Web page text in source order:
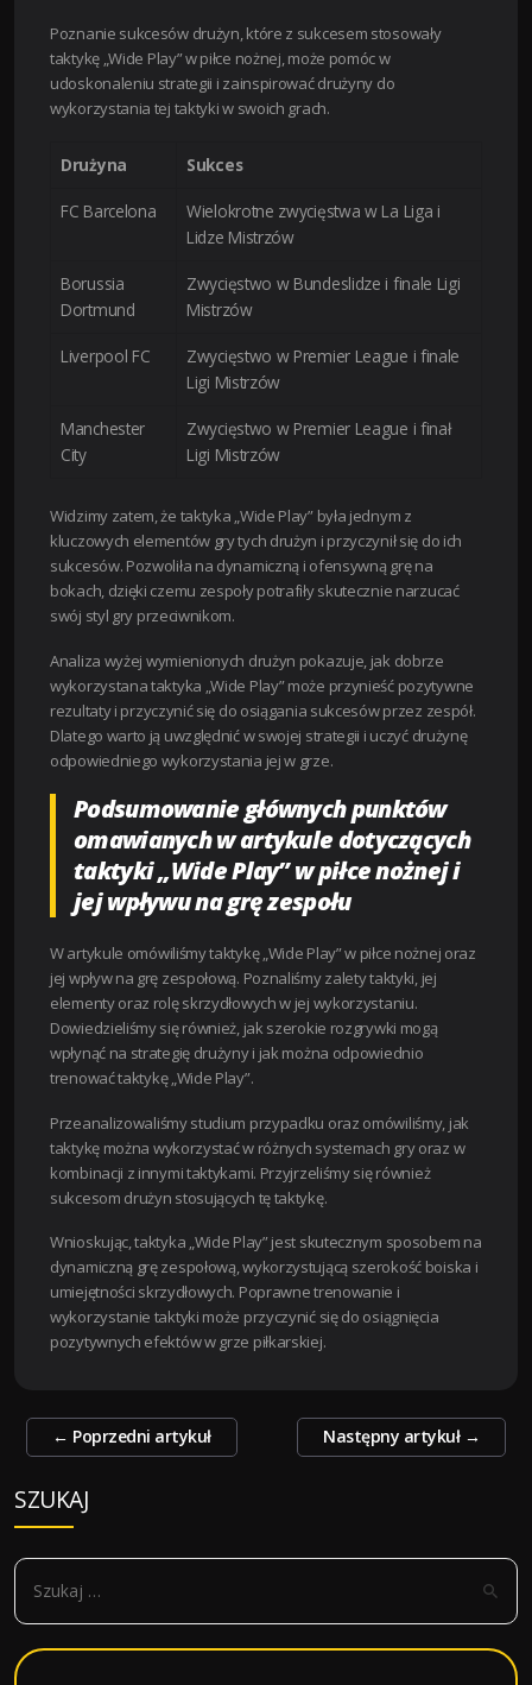
Poznanie sukcesów drużyn, które z sukcesem stosowały
taktykę „Wide Play” w piłce nożnej, może pomóc w
udoskonaleniu strategii i zainspirować drużyny do
wykorzystania tej taktyki w swoich grach.
Drużyna Sukces
FC Barcelona
Wielokrotne zwycięstwa w La Liga i
Lidze Mistrzów
Borussia
Dortmund
Zwycięstwo w Bundeslidze i finale Ligi
Mistrzów
Liverpool FC
Zwycięstwo w Premier League i finale
Ligi Mistrzów
Manchester
City
Zwycięstwo w Premier League i finał
Ligi Mistrzów
Widzimy zatem, że taktyka „Wide Play” była jednym z
kluczowych elementów gry tych drużyn i przyczynił się do ich
sukcesów. Pozwoliła na dynamiczną i ofensywną grę na
bokach, dzięki czemu zespoły potrafiły skutecznie narzucać
swój styl gry przeciwnikom.
Analiza wyżej wymienionych drużyn pokazuje, jak dobrze
wykorzystana taktyka „Wide Play” może przynieść pozytywne
rezultaty i przyczynić się do osiągania sukcesów przez zespół.
Dlatego warto ją uwzględnić w swojej strategii i uczyć drużynę
odpowiedniego wykorzystania jej w grze.
Podsumowanie głównych punktów
omawianych w artykule dotyczących
taktyki „Wide Play” w piłce nożnej i
jej wpływu na grę zespołu
W artykule omówiliśmy taktykę „Wide Play” w piłce nożnej oraz
jej wpływ na grę zespołową. Poznaliśmy zalety taktyki, jej
elementy oraz rolę skrzydłowych w jej wykorzystaniu.
Dowiedzieliśmy się również, jak szerokie rozgrywki mogą
wpłynąć na strategię drużyny i jak można odpowiednio
trenować taktykę „Wide Play”.
Przeanalizowaliśmy studium przypadku oraz omówiliśmy, jak
taktykę można wykorzystać w różnych systemach gry oraz w
kombinacji z innymi taktykami. Przyjrzeliśmy się również
sukcesom drużyn stosujących tę taktykę.
Wnioskując, taktyka „Wide Play” jest skutecznym sposobem na
dynamiczną grę zespołową, wykorzystującą szerokość boiska i
umiejętności skrzydłowych. Poprawne trenowanie i
wykorzystanie taktyki może przyczynić się do osiągnięcia
pozytywnych efektów w grze piłkarskiej.
Zobacz
← Poprzedni artykuł Następny artykuł →
SZUKAJ
S
k